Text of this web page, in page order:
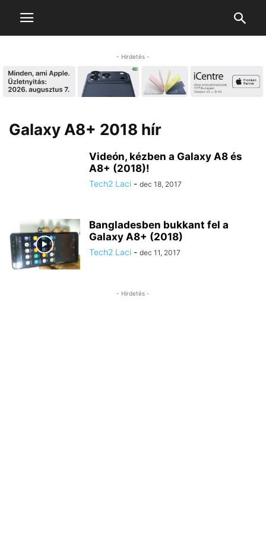
- Hirdetés -
Galaxy A8+ 2018 hír
Videón, kézben a Galaxy A8 és
A8+ (2018)!
Tech2 Laci - dec 18, 2017
Bangladesben bukkant fel a
Galaxy A8+ (2018)
Tech2 Laci - dec 11, 2017
- Hirdetés -